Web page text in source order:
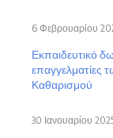
Εκπαιδευτικό
επαγγελματίες
Καθαρισμού
6 Φεβρουαρίου
30 Ιανουαρίου